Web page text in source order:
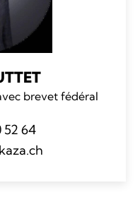
brevet fédéral
52 64